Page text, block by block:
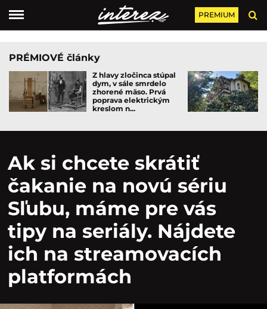
PREMIUM
PRÉMIOVÉ články
Z hlavy zločinca stúpal
dym, v sále smrdelo
zhorené mäso. Prvá
poprava elektrickým
kreslom n...
Ak si chcete skrátiť
čakanie na novú sériu
Sľubu, máme pre vás
tipy na seriály. Nájdete
ich na streamovacích
platformách